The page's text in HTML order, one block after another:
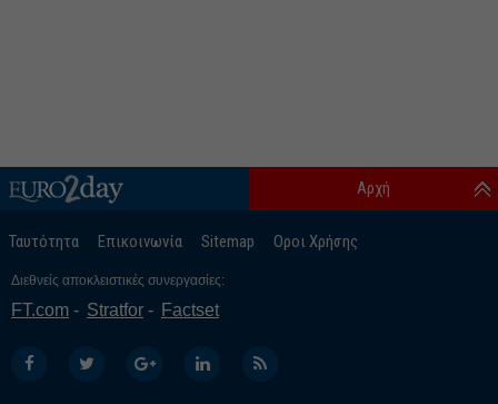
Ταυτότητα Επικοινωνία Sitemap Οροι Χρήσης
Αρχή
Διεθνείς αποκλειστικές συνεργασίες:
FT.com Stratfor Factset